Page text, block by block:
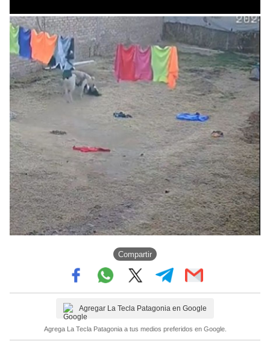
Compartir
Agregar La Tecla Patagonia en Google
Agrega La Tecla Patagonia a tus medios preferidos en Google.